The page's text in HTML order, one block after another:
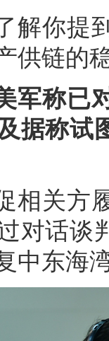
解你提
供链的
军称已
据称试
相关方
对话谈
中东海